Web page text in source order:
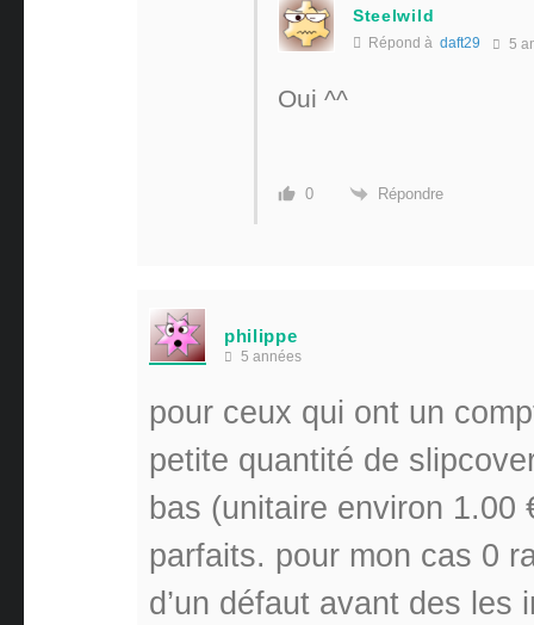
Steelwild
Répond à daft29 5
Oui ^^
0 Répondre
philippe
5 années
pour ceux qui ont un
petite quantité de
bas (unitaire environ
parfaits. pour mon cas 0
d’un défaut avant des les